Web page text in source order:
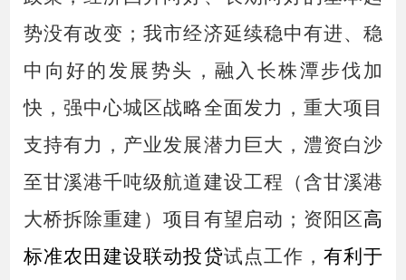
势没有改变；我市经济延续稳中有进、稳
中向好的发展势头，融入长株潭步伐加
快，强中心城区战略全面发力，重大项目
支持有力，产业发展潜力巨大，澧资白沙
至甘溪港千吨级航道建设工程（含甘溪港
大桥拆除重建）项目有望启动 ；资阳区高
标准农田建设联动投贷试点工作 ， 有利于